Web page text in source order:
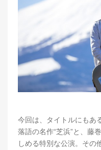
今回は、タイトルにもあ
落語の名作“芝浜”と、藤
しめる特別な公演。その